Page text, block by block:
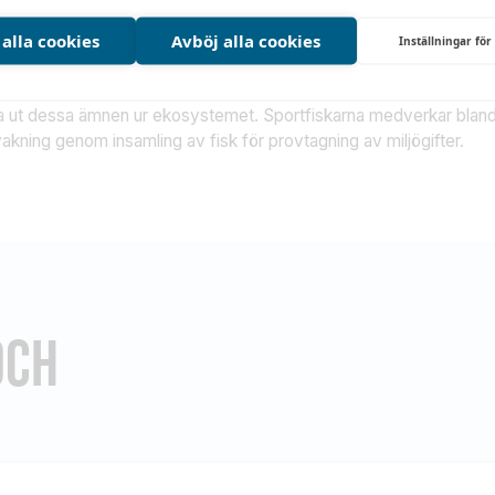
cookies Avböj alla cookies Inställningar för
bevaka och påverka i försurningsfrågan genom bland annat
ansamlas i fisk påverkar långsiktigt både djur och
ut dessa ämnen ur ekosystemet. Sportfiskarna medverkar
genom insamling av fisk för provtagning av miljögifter.